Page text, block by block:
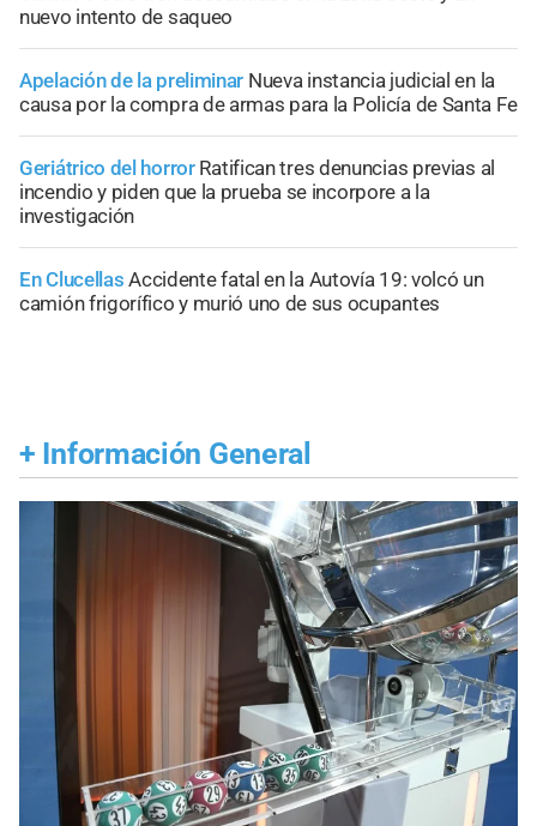
nuevo intento de saqueo
Apelación de la preliminar Nueva instancia judicial en la
causa por la compra de armas para la Policía de Santa Fe
Geriátrico del horror Ratifican tres denuncias previas al
incendio y piden que la prueba se incorpore a la
investigación
En Clucellas Accidente fatal en la Autovía 19: volcó un
camión frigorífico y murió uno de sus ocupantes
+ Información General